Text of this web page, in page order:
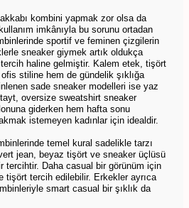
kombini yapmak zor olsa da
imkânıyla bu sorunu ortadan
sportif ve feminen çizgilerin
sneaker giymek artık oldukça
haline gelmiştir. Kalem etek, tişört
stiline hem de gündelik şıklığa
sade sneaker modelleri ise yaz
tayt, oversize sweatshirt sneaker
giderken hem hafta sonu
istemeyen kadınlar için idealdir.
temel kural sadelikle tarzı
jean, beyaz tişört ve sneaker üçlüsü
tercihtir. Daha casual bir görünüm için
tişört tercih edilebilir. Erkekler ayrıca
smart casual bir şıklık da